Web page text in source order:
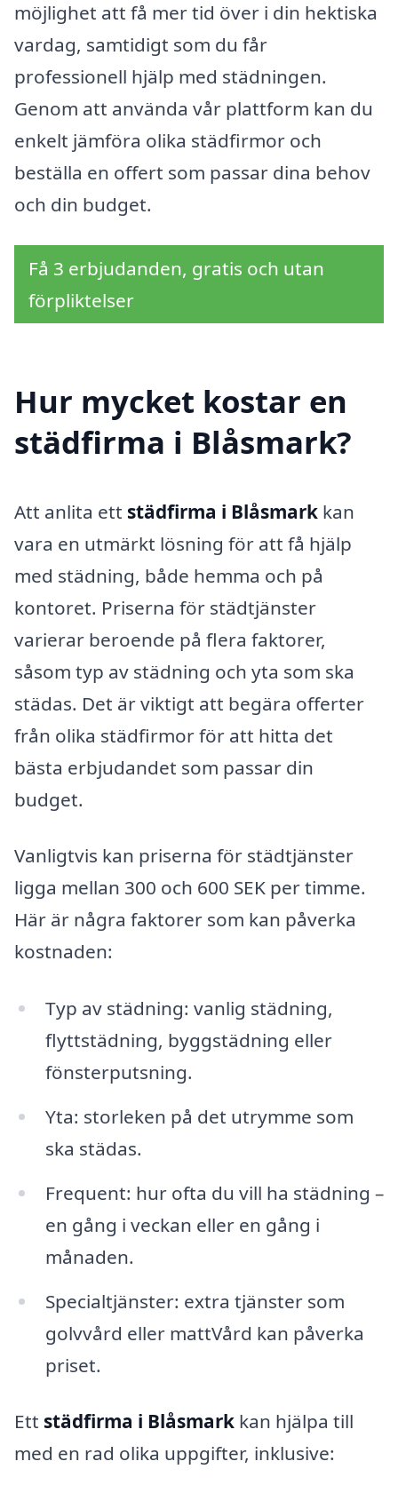
möjlighet att få mer tid över i din hektiska
vardag, samtidigt som du får
professionell hjälp med städningen.
Genom att använda vår plattform kan du
enkelt jämföra olika städfirmor och
beställa en offert som passar dina behov
och din budget.
Få 3 erbjudanden, gratis och utan
förpliktelser
Hur mycket kostar en
städfirma i Blåsmark?
Att anlita ett städfirma i Blåsmark kan
vara en utmärkt lösning för att få hjälp
med städning, både hemma och på
kontoret. Priserna för städtjänster
varierar beroende på flera faktorer,
såsom typ av städning och yta som ska
städas. Det är viktigt att begära offerter
från olika städfirmor för att hitta det
bästa erbjudandet som passar din
budget.
Vanligtvis kan priserna för städtjänster
ligga mellan 300 och 600 SEK per timme.
Här är några faktorer som kan påverka
kostnaden:
Typ av städning: vanlig städning,
flyttstädning, byggstädning eller
fönsterputsning.
Yta: storleken på det utrymme som
ska städas.
Frequent: hur ofta du vill ha städning –
en gång i veckan eller en gång i
månaden.
Specialtjänster: extra tjänster som
golvvård eller mattVård kan påverka
priset.
Ett städfirma i Blåsmark kan hjälpa till
med en rad olika uppgifter, inklusive: